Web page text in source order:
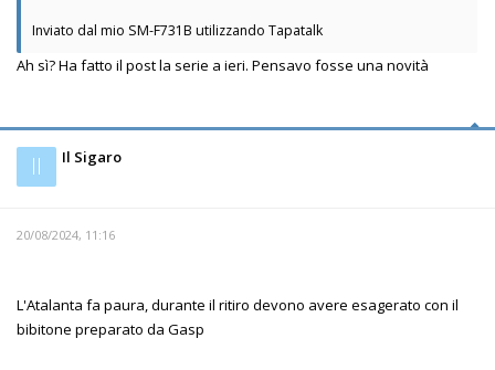
Inviato dal mio SM-F731B utilizzando Tapatalk
Ah sì? Ha fatto il post la serie a ieri. Pensavo fosse una novità
Il Il Sigaro
20/08/2024, 11:16
L'Atalanta fa paura, durante il ritiro devono avere esagerato con il
bibitone preparato da Gasp